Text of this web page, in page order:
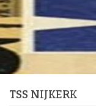
TSS NIJKERK